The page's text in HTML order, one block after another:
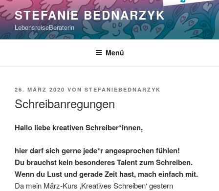
Zum
Inhalt
springen
STEFANIE BEDNARZYK
LebensreiseBeraterin
Menü
VERÖFFENTLICHT
26. MÄRZ 2020 VON STEFANIEBEDNARZYK
Schreibanregungen
Hallo liebe kreativen Schreiber*innen,
hier darf sich gerne jede*r angesprochen fühlen!
Du brauchst kein besonderes Talent zum Schreiben.
Wenn du Lust und gerade Zeit hast, mach einfach mit.
Da mein März-Kurs ‚Kreatives Schreiben‘ gestern